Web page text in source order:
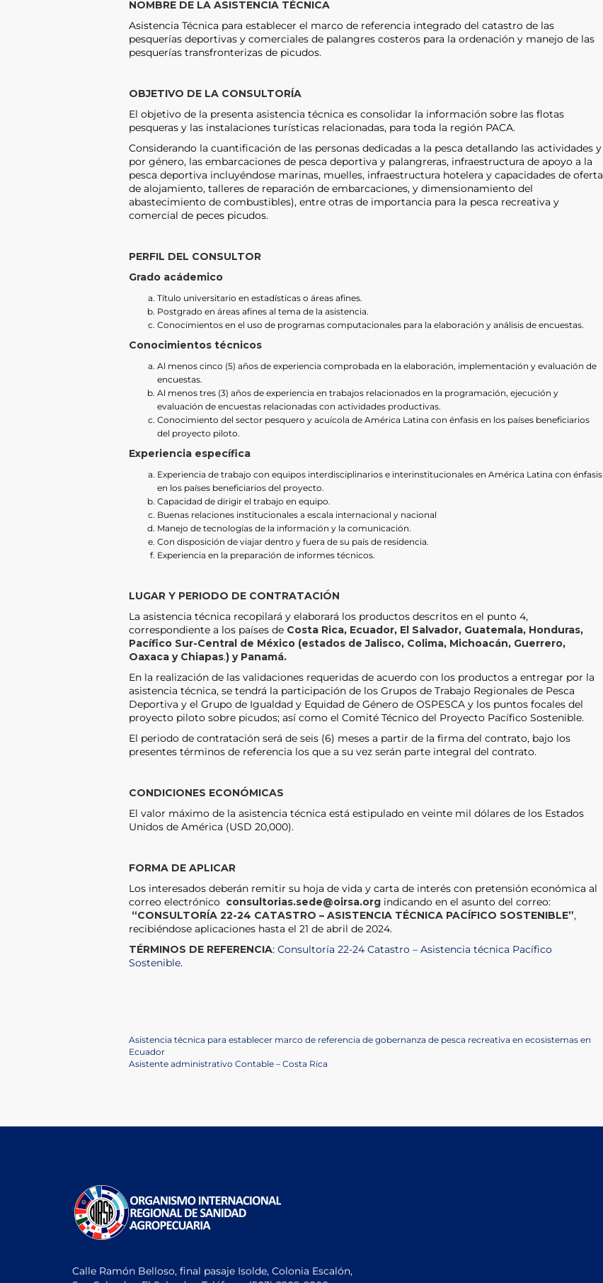
NOMBRE DE LA ASISTENCIA TÉCNICA
Asistencia Técnica para establecer el marco de referencia integrado del catastro de las
pesquerías deportivas y comerciales de palangres costeros para la ordenación y manejo de las
pesquerías transfronterizas de picudos.
OBJETIVO DE LA CONSULTORÍA
El objetivo de la presenta asistencia técnica es consolidar la información sobre las flotas
pesqueras y las instalaciones turísticas relacionadas, para toda la región PACA.
Considerando la cuantificación de las personas dedicadas a la pesca detallando las actividades y
por género, las embarcaciones de pesca deportiva y palangreras, infraestructura de apoyo a la
pesca deportiva incluyéndose marinas, muelles, infraestructura hotelera y capacidades de oferta
de alojamiento, talleres de reparación de embarcaciones, y dimensionamiento del
abastecimiento de combustibles), entre otras de importancia para la pesca recreativa y
comercial de peces picudos.
PERFIL DEL CONSULTOR
Grado acádemico
Título universitario en estadísticas o áreas afines.
Postgrado en áreas afines al tema de la asistencia.
Conocimientos en el uso de programas computacionales para la elaboración y análisis de encuestas.
Conocimientos técnicos
Al menos cinco (5) años de experiencia comprobada en la elaboración, implementación y evaluación de
encuestas.
Al menos tres (3) años de experiencia en trabajos relacionados en la programación, ejecución y
evaluación de encuestas relacionadas con actividades productivas.
Conocimiento del sector pesquero y acuícola de América Latina con énfasis en los países beneficiarios
del proyecto piloto.
Experiencia específica
Experiencia de trabajo con equipos interdisciplinarios e interinstitucionales en América Latina con énfasis
en los países beneficiarios del proyecto.
Capacidad de dirigir el trabajo en equipo.
Buenas relaciones institucionales a escala internacional y nacional
Manejo de tecnologías de la información y la comunicación.
Con disposición de viajar dentro y fuera de su país de residencia.
Experiencia en la preparación de informes técnicos.
LUGAR Y PERIODO DE CONTRATACIÓN
La asistencia técnica recopilará y elaborará los productos descritos en el punto 4,
correspondiente a los países de Costa Rica, Ecuador, El Salvador, Guatemala, Honduras,
Pacífico Sur-Central de México (estados de Jalisco, Colima, Michoacán, Guerrero,
Oaxaca y Chiapas.) y Panamá.
En la realización de las validaciones requeridas de acuerdo con los productos a entregar por la
asistencia técnica, se tendrá la participación de los Grupos de Trabajo Regionales de Pesca
Deportiva y el Grupo de Igualdad y Equidad de Género de OSPESCA y los puntos focales del
proyecto piloto sobre picudos; así como el Comité Técnico del Proyecto Pacífico Sostenible.
El periodo de contratación será de seis (6) meses a partir de la firma del contrato, bajo los
presentes términos de referencia los que a su vez serán parte integral del contrato.
CONDICIONES ECONÓMICAS
El valor máximo de la asistencia técnica está estipulado en veinte mil dólares de los Estados
Unidos de América (USD 20,000).
FORMA DE APLICAR
Los interesados deberán remitir su hoja de vida y carta de interés con pretensión económica al
correo electrónico consultorias.sede@oirsa.org indicando en el asunto del correo:
“CONSULTORÍA 22-24 CATASTRO – ASISTENCIA TÉCNICA PACÍFICO SOSTENIBLE”,
recibiéndose aplicaciones hasta el 21 de abril de 2024.
TÉRMINOS DE REFERENCIA: Consultoría 22-24 Catastro – Asistencia técnica Pacífico
Sostenible.
Navegación
de
Previous
Post
Asistencia técnica para establecer marco de referencia de gobernanza de pesca recreativa en ecosistemas en
Ecuador
Next
Asistente administrativo Contable – Costa Rica
Calle Ramón Belloso, final pasaje Isolde, Colonia Escalón,